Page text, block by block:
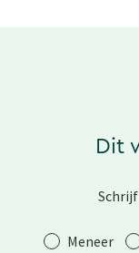
Dit
AanhefMeneer